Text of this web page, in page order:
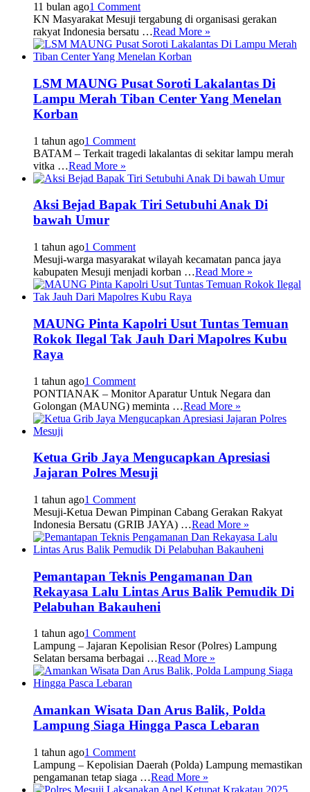
11 bulan ago1 Comment
KN Masyarakat Mesuji tergabung di organisasi gerakan
rakyat Indonesia bersatu …Read More »
LSM MAUNG Pusat Soroti Lakalantas Di
Lampu Merah Tiban Center Yang Menelan
Korban
1 tahun ago1 Comment
BATAM – Terkait tragedi lakalantas di sekitar lampu merah
vitka …Read More »
Aksi Bejad Bapak Tiri Setubuhi Anak Di
bawah Umur
1 tahun ago1 Comment
Mesuji-warga masyarakat wilayah kecamatan panca jaya
kabupaten Mesuji menjadi korban …Read More »
MAUNG Pinta Kapolri Usut Tuntas Temuan
Rokok Ilegal Tak Jauh Dari Mapolres Kubu
Raya
1 tahun ago1 Comment
PONTIANAK – Monitor Aparatur Untuk Negara dan
Golongan (MAUNG) meminta …Read More »
Ketua Grib Jaya Mengucapkan Apresiasi
Jajaran Polres Mesuji
1 tahun ago1 Comment
Mesuji-Ketua Dewan Pimpinan Cabang Gerakan Rakyat
Indonesia Bersatu (GRIB JAYA) …Read More »
Pemantapan Teknis Pengamanan Dan
Rekayasa Lalu Lintas Arus Balik Pemudik Di
Pelabuhan Bakauheni
1 tahun ago1 Comment
Lampung – Jajaran Kepolisian Resor (Polres) Lampung
Selatan bersama berbagai …Read More »
Amankan Wisata Dan Arus Balik, Polda
Lampung Siaga Hingga Pasca Lebaran
1 tahun ago1 Comment
Lampung – Kepolisian Daerah (Polda) Lampung memastikan
pengamanan tetap siaga …Read More »